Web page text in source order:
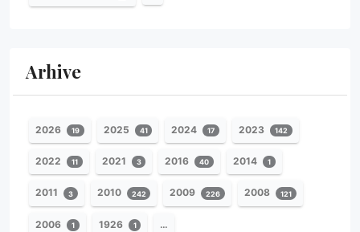
Arhive
2026 19 2025 41 2024 17 2023 142
2022 11 2021 3 2016 40 2014 1
2011 3 2010 242 2009 226 2008 121
2006 1 1926 1 …